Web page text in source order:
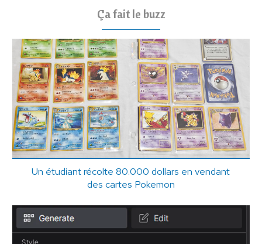
Ça fait le buzz
Un étudiant récolte 80.000 dollars en vendant
des cartes Pokemon